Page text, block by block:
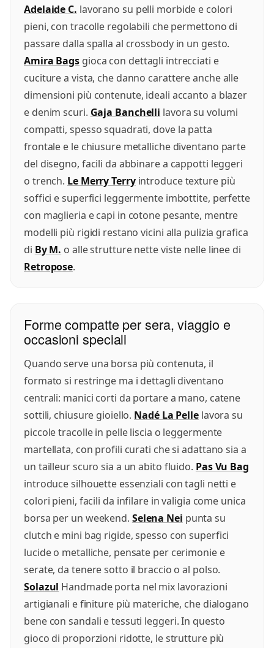
Adelaide C. lavorano su pelli morbide e colori
pieni, con tracolle regolabili che permettono di
passare dalla spalla al crossbody in un gesto.
Amira Bags gioca con dettagli intrecciati e
cuciture a vista, che danno carattere anche alle
dimensioni più contenute, ideali accanto a blazer
e denim scuri. Gaja Banchelli lavora su volumi
compatti, spesso squadrati, dove la patta
frontale e le chiusure metalliche diventano parte
del disegno, facili da abbinare a cappotti leggeri
o trench. Le Merry Terryintroduce texture più
soffici e superfici leggermente imbottite, perfette
con maglieria e capi in cotone pesante, mentre
modelli più rigidi restano vicini alla pulizia grafica
di By M. o alle strutture nette viste nelle linee di
Retropose.
Forme compatte per sera, viaggio e
occasioni speciali
Quando serve una borsa più contenuta, il
formato si restringe ma i dettagli diventano
centrali: manici corti da portare a mano, catene
sottili, chiusure gioiello. Nadé La Pellelavora su
piccole tracolle in pelle liscia o leggermente
martellata, con profili curati che si adattano sia a
un tailleur scuro sia a un abito fluido. Pas Vu Bag
introduce silhouette essenziali con tagli netti e
colori pieni, facili da infilare in valigia come unica
borsa per un weekend. Selena Nei punta su
clutch e mini bag rigide, spesso con superfici
lucide o metalliche, pensate per cerimonie e
serate, da tenere sotto il braccio o al polso.
Solazul Handmade porta nel mix lavorazioni
artigianali e finiture più materiche, che dialogano
bene con sandali e tessuti leggeri. In questo
gioco di proporzioni ridotte, le strutture più